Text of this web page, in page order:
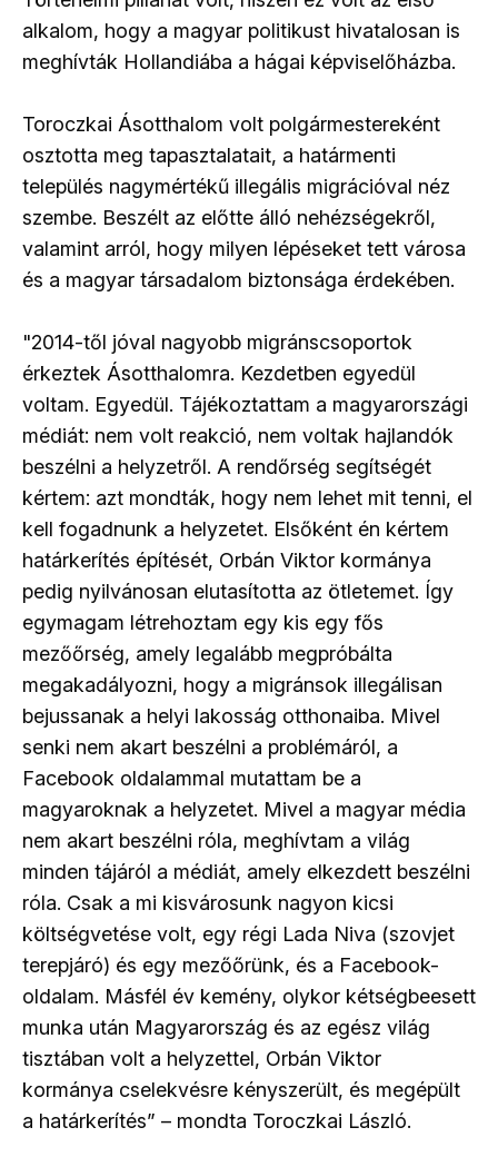
alkalom, hogy a magyar politikust hivatalosan is
meghívták Hollandiába a hágai képviselőházba.
Toroczkai Ásotthalom volt polgármestereként
osztotta meg tapasztalatait, a határmenti
település nagymértékű illegális migrációval néz
szembe. Beszélt az előtte álló nehézségekről,
valamint arról, hogy milyen lépéseket tett városa
és a magyar társadalom biztonsága érdekében.
"2014-től jóval nagyobb migránscsoportok
érkeztek Ásotthalomra. Kezdetben egyedül
voltam. Egyedül. Tájékoztattam a magyarországi
médiát: nem volt reakció, nem voltak hajlandók
beszélni a helyzetről. A rendőrség segítségét
kértem: azt mondták, hogy nem lehet mit tenni, el
kell fogadnunk a helyzetet. Elsőként én kértem
határkerítés építését, Orbán Viktor kormánya
pedig nyilvánosan elutasította az ötletemet. Így
egymagam létrehoztam egy kis egy fős
mezőőrség, amely legalább megpróbálta
megakadályozni, hogy a migránsok illegálisan
bejussanak a helyi lakosság otthonaiba. Mivel
senki nem akart beszélni a problémáról, a
Facebook oldalammal mutattam be a
magyaroknak a helyzetet. Mivel a magyar média
nem akart beszélni róla, meghívtam a világ
minden tájáról a médiát, amely elkezdett beszélni
róla. Csak a mi kisvárosunk nagyon kicsi
költségvetése volt, egy régi Lada Niva (szovjet
terepjáró) és egy mezőőrünk, és a Facebook-
oldalam. Másfél év kemény, olykor kétségbeesett
munka után Magyarország és az egész világ
tisztában volt a helyzettel, Orbán Viktor
kormánya cselekvésre kényszerült, és megépült
a határkerítés” – mondta Toroczkai László.